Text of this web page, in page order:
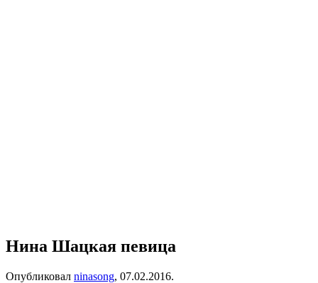
Нина Шацкая певица
Опубликовал ninasong, 07.02.2016.